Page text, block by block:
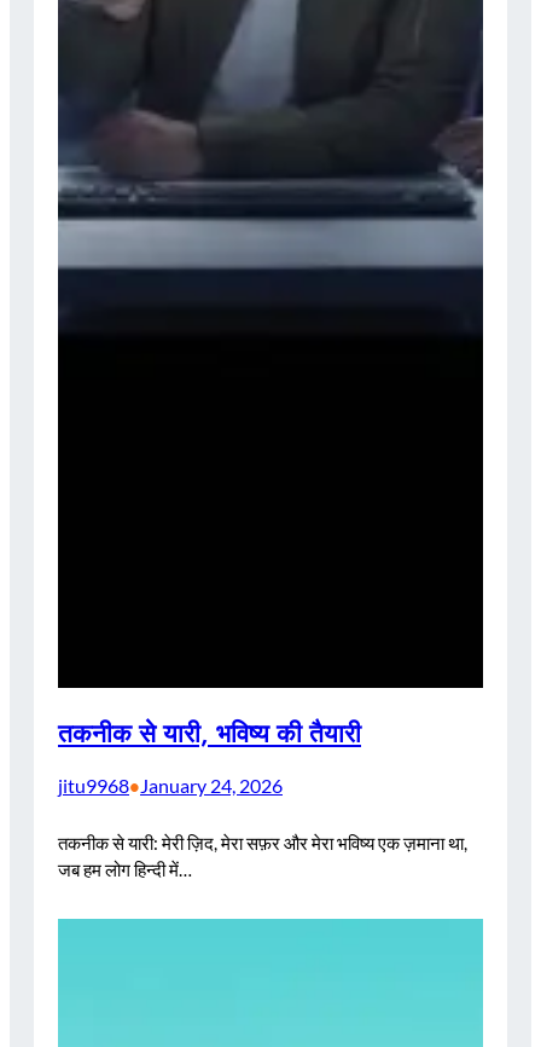
तकनीक से यारी, भविष्य की तैयारी
jitu9968•January 24, 2026
तकनीक से यारी: मेरी ज़िद, मेरा सफ़र और मेरा भविष्य एक ज़माना था,
जब हम लोग हिन्दी में…